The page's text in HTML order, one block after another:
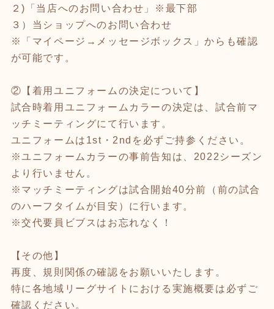
２)「当店へのお問い合わせ」※最下部
３）当ショップへのお問い合わせ
※「マイページ→メッセージボックス」からも確認
が可能です。
②【着用ユニフォームの決定について】
試合時着用ユニフォームカラーの決定は、試合前マ
ッチミーティングにて行います。
ユニフォームは1st・2ndを必ずご持参ください。
※ユニフォームカラーの事前告知は、2022シーズン
より行いません。
※マッチミーティングは試合開始40分前（前の試合
のハーフタイムが目安）に行います。
※交代要員ビブスはお忘れなく！
【その他】
再度、規則関係の確認をお願いいたします。
特に各地域リーグサイトにおける実施概要は必ずご
確認ください。